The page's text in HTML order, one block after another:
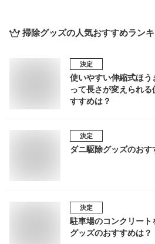
掃除グッズの人気おすすめラン
決定
使いやすい伸縮式ほう
って長さが変えられ
すすめは？
決定
ダニ駆除グッズのおす
決定
駐車場のコンクリート
グッズのおすすめは？